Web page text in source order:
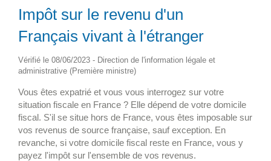
Impôt sur le revenu d'un
Français vivant à l'étranger
Vérifié le 08/06/2023 - Direction de l'information légale et
administrative (Première ministre)
Vous êtes expatrié et vous vous interrogez sur votre
situation fiscale en France ? Elle dépend de votre domicile
fiscal. S'il se situe hors de France, vous êtes imposable sur
vos revenus de source française, sauf exception. En
revanche, si votre domicile fiscal reste en France, vous y
payez l'impôt sur l'ensemble de vos revenus.